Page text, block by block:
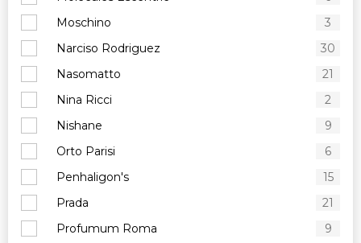
Moschino
3
Narciso Rodriguez
30
Nasomatto
21
Nina Ricci
2
Nishane
9
Orto Parisi
6
Penhaligon's
15
Prada
21
Profumum Roma
9